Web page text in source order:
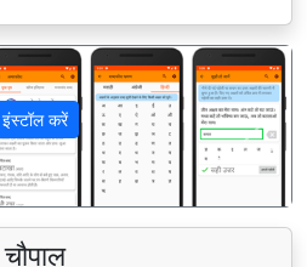
इंस्टॉल करें
अगला
चौपाल